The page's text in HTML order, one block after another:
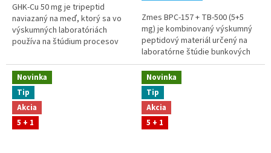
hviezdičiek.
GHK‑Cu 50 mg je tripeptid
naviazaný na meď, ktorý sa vo
výskumných laboratóriách
používa na štúdium procesov
metaloproteínmi a reakciami
tkanív na...
Zmes BPC‑157 + TB‑500 (5+5
mg) je kombinovaný výskumný
peptidový materiál určený na
laboratórne štúdie bunkových
procesov, tkanivovej dynamiky
a molekulárnych reakcií....
Novinka
Tip
Akcia
5 + 1
Novinka
Tip
Akcia
5 + 1